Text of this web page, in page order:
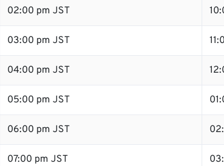
02:00 pm JST
03:00 pm JST
04:00 pm JST
05:00 pm JST
06:00 pm JST
07:00 pm JST